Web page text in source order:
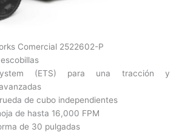
Comercial 2522602-P
(ETS) para una tracción y
de cubo independientes
de hasta 16,000 FPM
de 30 pulgadas